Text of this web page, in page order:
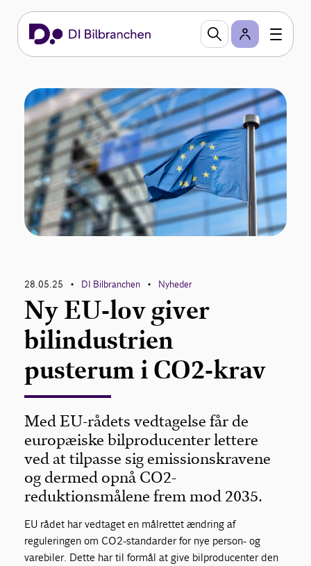
28.05.25 • DI Bilbranchen • Nyheder
Ny EU-lov giver
bilindustrien
pusterum i CO2-krav
Med EU-rådets vedtagelse får de
europæiske bilproducenter lettere
ved at tilpasse sig emissionskravene
og dermed opnå CO2-
reduktionsmålene frem mod 2035.
EU rådet har vedtaget en målrettet ændring af
reguleringen om CO2-standarder for nye person- og
varebiler. Dette har til formål at give bilproducenter den